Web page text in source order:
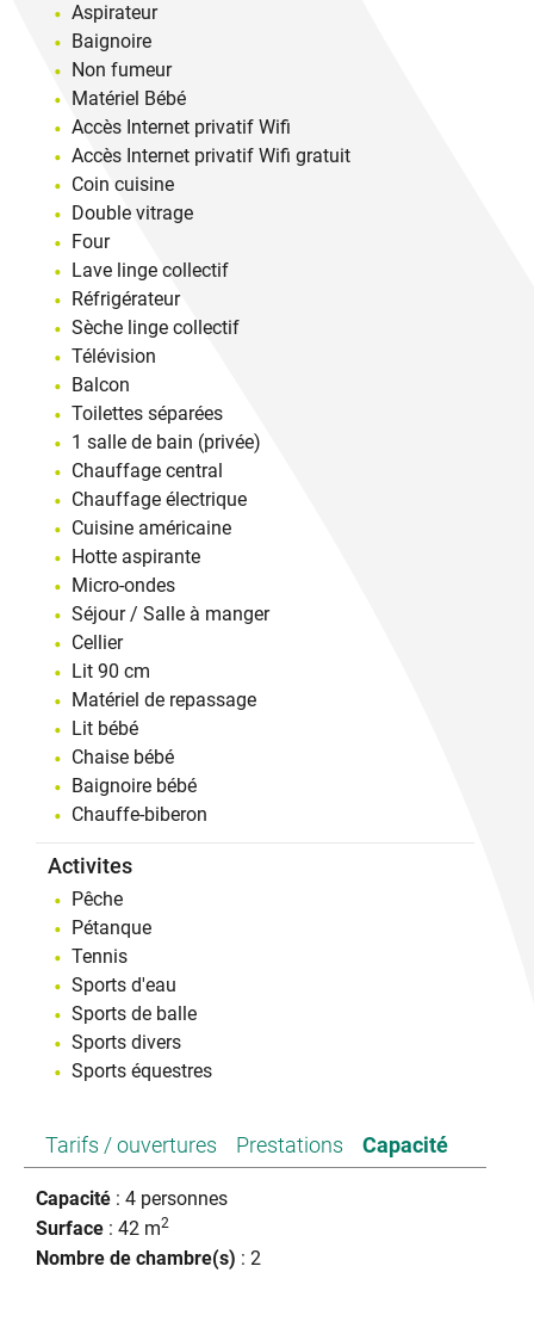
Aspirateur
Baignoire
Non fumeur
Matériel Bébé
Accès Internet privatif Wifi
Accès Internet privatif Wifi gratuit
Coin cuisine
Double vitrage
Four
Lave linge collectif
Réfrigérateur
Sèche linge collectif
Télévision
Balcon
Toilettes séparées
1 salle de bain (privée)
Chauffage central
Chauffage électrique
Cuisine américaine
Hotte aspirante
Micro-ondes
Séjour / Salle à manger
Cellier
Lit 90 cm
Matériel de repassage
Lit bébé
Chaise bébé
Baignoire bébé
Chauffe-biberon
Activites
Pêche
Pétanque
Tennis
Sports d'eau
Sports de balle
Sports divers
Sports équestres
Tarifs / ouvertures Prestations Capacité
Capacité : 4 personnes
Surface : 42 m2
Nombre de chambre(s) : 2